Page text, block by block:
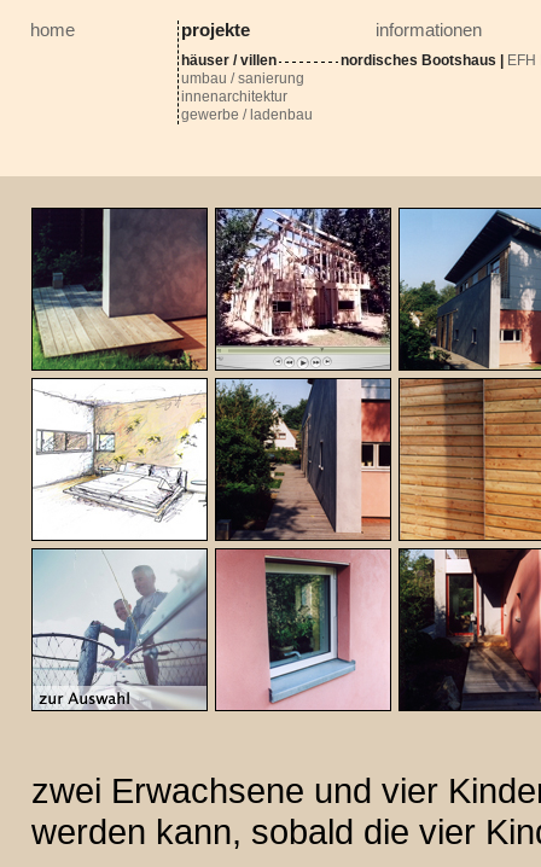
home projekte
häuser / villen nordisches Bootshaus
umbau / sanierung
innenarchitektur
gewerbe / ladenbau
informationen
zwei Erwachsene und vier
werden kann, sobald die vier